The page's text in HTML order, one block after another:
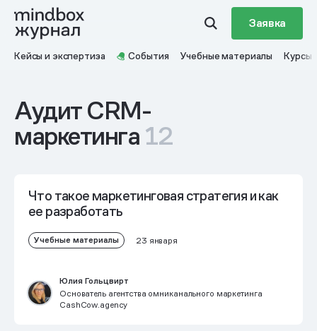
Заявка
Кейсы и экспертиза События Учебные материалы Курсы
Аудит CRM-
маркетинга12
Что такое маркетинговая стратегия и как
ее разработать
Учебные материалы 23 января
Юлия Гольцвирт
Основатель агентства омниканального маркетинга
CashCow.agency